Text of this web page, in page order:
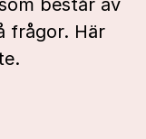
består av
frågor. Här